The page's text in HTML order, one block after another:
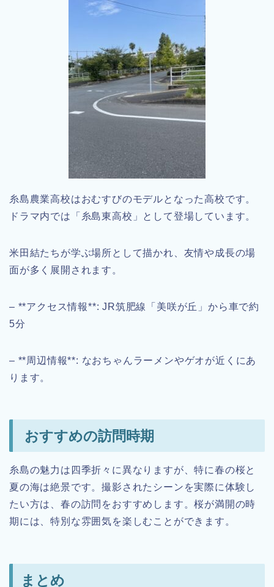
糸島農業高校はおむすびのモデルとなった高校です。
ドラマ内では「糸島東高校」として登場しています。
米田結たちが学ぶ場所として描かれ、友情や成長の場
面が多く展開されます。
– **アクセス情報**: JR筑肥線「美咲が丘」から車で約
5分
– **周辺情報**: なおちゃんラーメンやゲオが近くにあ
ります。
おすすめの訪問時期
糸島の魅力は四季折々に異なりますが、特に春の桜と
夏の海は絶景です。撮影されたシーンを実際に体験し
たい方は、春の訪問をおすすめします。桜が満開の時
期には、特別な雰囲気を楽しむことができます。
まとめ